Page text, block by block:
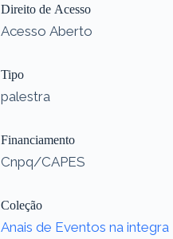
Direito de Acesso
Acesso Aberto
Tipo
palestra
Financiamento
Cnpq/CAPES
Coleção
Anais de Eventos na integra